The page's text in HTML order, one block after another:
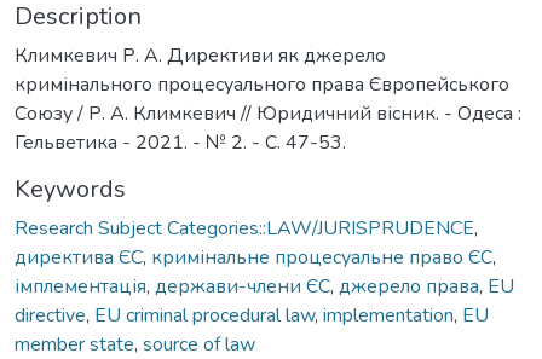
Description
Климкевич Р. А. Директиви як джерело
кримінального процесуального права Європейського
Союзу / Р. А. Климкевич // Юридичний вісник. - Одеса :
Гельветика - 2021. - № 2. - С. 47-53.
Keywords
Research Subject Categories::LAW/JURISPRUDENCE,
директива ЄС, кримінальне процесуальне право ЄС,
імплементація, держави-члени ЄС, джерело права, EU
directive, EU criminal procedural law, implementation, EU
member state, source of law